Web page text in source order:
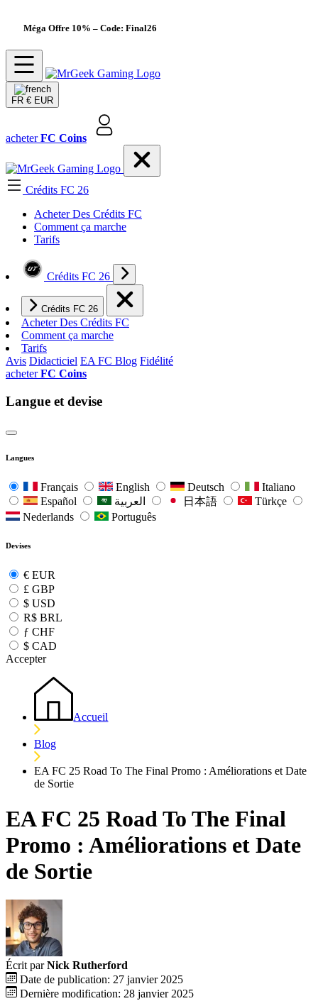
Méga Offre 10% – Code: Final26
FR € EUR
acheterFC Coins
Crédits FC 26
Acheter Des Crédits FC
Comment ça marche
Tarifs
Crédits FC 26
Crédits FC 26
Acheter Des Crédits FC
Comment ça marche
Tarifs
Avis Didacticiel EA FC Blog Fidélité
acheterFC Coins
Langue et devise
Langues
Français English Deutsch
Italiano
Español
日本語
Türkçe
Nederlands
Português
Devises
€ EUR
£ GBP
$ USD
R$ BRL
ƒ CHF
$ CAD
Accepter
Accueil
Blog
EA FC 25 Road To The Final Promo : Améliorations et Date
de Sortie
EA FC 25 Road To The Final
Promo : Améliorations et Date
de Sortie
Écrit par Nick Rutherford
Date de publication: 27 janvier 2025
Dernière modification: 28 janvier 2025